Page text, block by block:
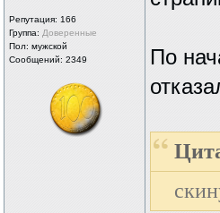
Репутация: 166
Группа: Доверенные
Пол: мужской
Сообщений: 2349
По